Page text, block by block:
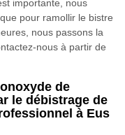
importante, nous
pour ramollir le bistre
nous passons la
nous à partir de
de
le débistrage de
à Eus